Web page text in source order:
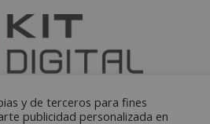
y de terceros para fines
publicidad personalizada en